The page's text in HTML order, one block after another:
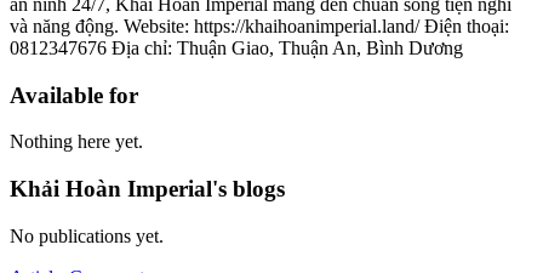
an ninh 24/7, Khải Hoàn Imperial mang đến chuẩn sống tiện nghi
và năng động. Website: https://khaihoanimperial.land/ Điện thoại:
0812347676 Địa chỉ: Thuận Giao, Thuận An, Bình Dương
Available for
Nothing here yet.
Khải Hoàn Imperial's blogs
No publications yet.